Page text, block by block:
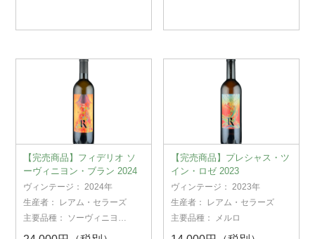
【完売商品】フィデリオ ソ
ーヴィニヨン・ブラン 2024
ヴィンテージ：2024年
生産者：
レアム・セラーズ
主要品種： ソーヴィニヨ
【完売商品】プレシャス・ツ
イン・ロゼ 2023
ヴィンテージ：2023年
生産者：
レアム・セラーズ
主要品種：
メルロ